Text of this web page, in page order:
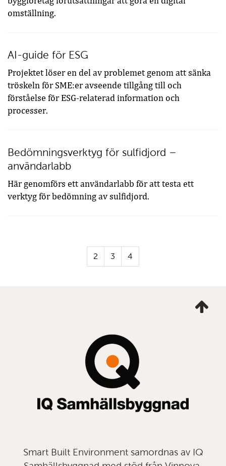
omställning.
AI-guide för ESG
Projektet löser en del av problemet genom att sänka
tröskeln för SME:er avseende tillgång till och
förståelse för ESG-relaterad information och
processer.
Bedömningsverktyg för sulfidjord –
användarlabb
Här genomförs ett användarlabb för att testa ett
verktyg för bedömning av sulfidjord.
2 3 4
mig
Smart Built Environment samordnas av IQ